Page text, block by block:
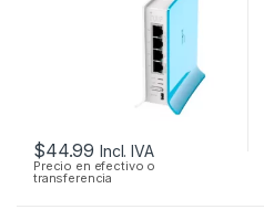
$44.99 Incl. IVA
Precio en efectivo o
transferencia